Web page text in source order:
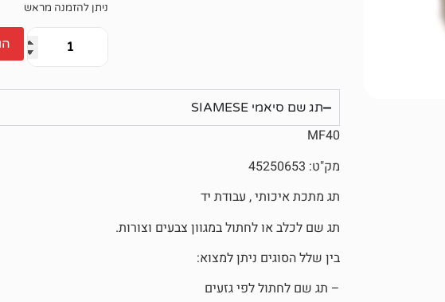
ניתן להזמנה מראש
תג שם סיאמי SIAMESE
MF40
מק"ט: 45250653
תג מתכת איכותי , עבודת יד
תג שם לכלב או לחתול במגוון צבעים וצורות.
בין שלל הסוגים ניתן למצוא:
– תג שם לחתול לפי גזעים